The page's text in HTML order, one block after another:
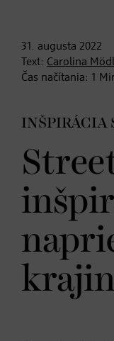
31. augusta 2022
Text: Carolina
Čas načítania: 1
INŠPIRÁCIA